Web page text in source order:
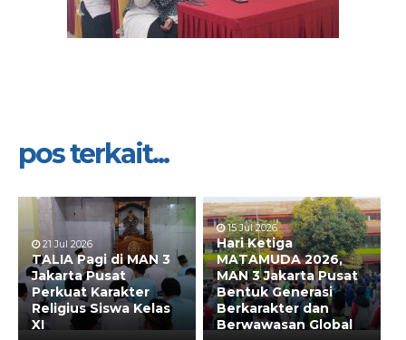
pos terkait...
21 Jul 2026
TALIA Pagi di MAN 3
Jakarta Pusat
Perkuat Karakter
Religius Siswa Kelas
XI
15 Jul 2026
Hari Ketiga
MATAMUDA 2026,
MAN 3 Jakarta Pusat
Bentuk Generasi
Berkarakter dan
Berwawasan Global
13 Jul 2026